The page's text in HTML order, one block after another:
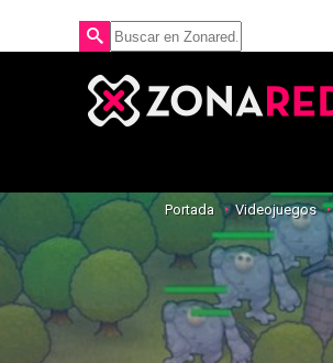
Portada Videojuegos